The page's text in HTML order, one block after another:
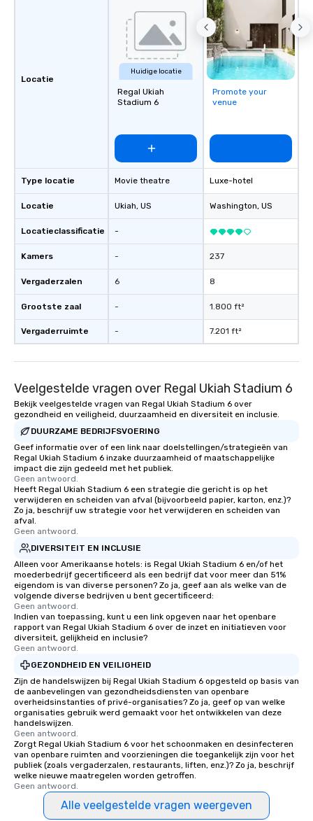
Locatie
Type locatie
Locatie
Locatieclassificatie
Kamers
Vergaderzalen
Grootste zaal
Vergaderruimte
Huidige locatie
Regal Ukiah
Stadium 6
Movie theatre
Ukiah, US
-
-
6
-
-
Promote your
venue
Luxe-hotel
Washington, US
237
8
1.800 ft²
7.201 ft²
Veelgestelde vragen over Regal Ukiah Stadium 6
Bekijk veelgestelde vragen van Regal Ukiah Stadium 6 over
gezondheid en veiligheid, duurzaamheid en diversiteit en inclusie.
DUURZAME BEDRIJFSVOERING
Geef informatie over of een link naar doelstellingen/strategieën van
Regal Ukiah Stadium 6 inzake duurzaamheid of maatschappelijke
impact die zijn gedeeld met het publiek.
Geen antwoord.
Heeft Regal Ukiah Stadium 6 een strategie die gericht is op het
verwijderen en scheiden van afval (bijvoorbeeld papier, karton, enz.)?
Zo ja, beschrijf uw strategie voor het verwijderen en scheiden van
afval.
Geen antwoord.
DIVERSITEIT EN INCLUSIE
Alleen voor Amerikaanse hotels: is Regal Ukiah Stadium 6 en/of het
moederbedrijf gecertificeerd als een bedrijf dat voor meer dan 51%
eigendom is van diverse personen? Zo ja, geef aan als welke van de
volgende diverse bedrijven u bent gecertificeerd:
Geen antwoord.
Indien van toepassing, kunt u een link opgeven naar het openbare
rapport van Regal Ukiah Stadium 6 over de inzet en initiatieven voor
diversiteit, gelijkheid en inclusie?
Geen antwoord.
GEZONDHEID EN VEILIGHEID
Zijn de handelswijzen bij Regal Ukiah Stadium 6 opgesteld op basis van
de aanbevelingen van gezondheidsdiensten van openbare
overheidsinstanties of privé-organisaties? Zo ja, geef op van welke
organisaties gebruik werd gemaakt voor het ontwikkelen van deze
handelswijzen.
Geen antwoord.
Zorgt Regal Ukiah Stadium 6 voor het schoonmaken en desinfecteren
van openbare ruimten and voorzieningen die toegankelijk zijn voor het
publiek (zoals vergaderzalen, restaurants, liften, enz.)? Zo ja, beschrijf
welke nieuwe maatregelen worden getroffen.
Geen antwoord.
Alle veelgestelde vragen weergeven